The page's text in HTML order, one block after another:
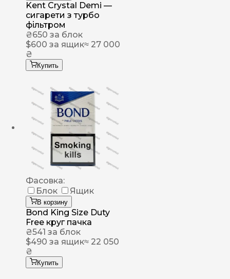
Kent Crystal Demi —
сигарети з турбо
фільтром
₴650 за блок
$600 за ящик≈ 27 000
₴
Купить
Фасовка:
Блок
Ящик
В корзину
Bond King Size Duty
Free круг пачка
₴541 за блок
$490 за ящик≈ 22 050
₴
Купить